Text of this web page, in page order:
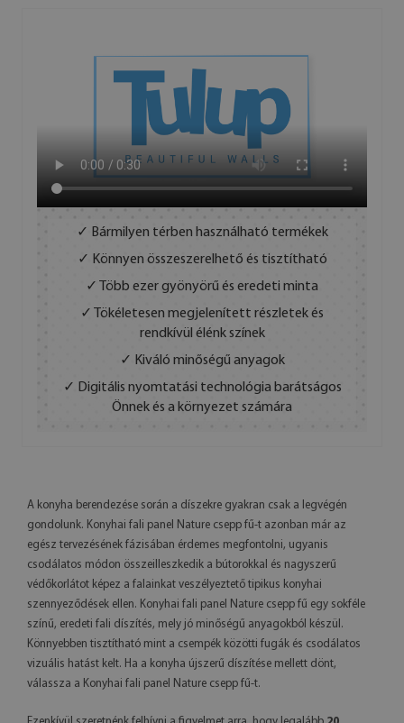
✓ Bármilyen térben használható termékek
✓ Könnyen összeszerelhető és tisztítható
✓ Több ezer gyönyörű és eredeti minta
✓ Tökéletesen megjelenített részletek és
rendkívül élénk színek
✓ Kiváló minőségű anyagok
✓ Digitális nyomtatási technológia barátságos
Önnek és a környezet számára
A konyha berendezése során a díszekre gyakran csak a legvégén
gondolunk. Konyhai fali panel Nature csepp fű-t azonban már az
egész tervezésének fázisában érdemes megfontolni, ugyanis
csodálatos módon összeilleszkedik a bútorokkal és nagyszerű
védőkorlátot képez a falainkat veszélyeztető tipikus konyhai
szennyeződések ellen. Konyhai fali panel Nature csepp fű egy sokféle
színű, eredeti fali díszítés, mely jó minőségű anyagokból készül.
Könnyebben tisztítható mint a csempék közötti fugák és csodálatos
vizuális hatást kelt. Ha a konyha újszerű díszítése mellett dönt,
válassza a Konyhai fali panel Nature csepp fű-t.